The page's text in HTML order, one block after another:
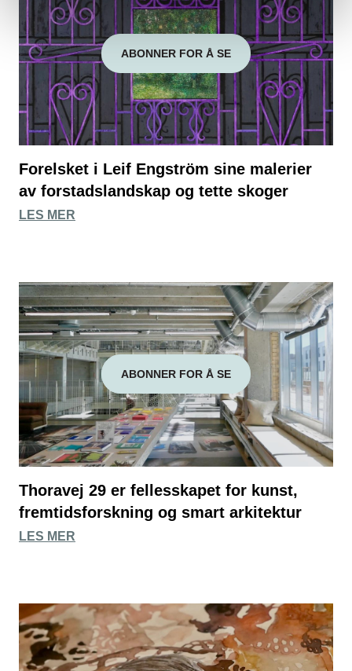
ABONNER FOR Å SE
Forelsket i Leif Engström sine malerier
av forstadslandskap og tette skoger
LES MER
ABONNER FOR Å SE
Thoravej 29 er fellesskapet for kunst,
fremtidsforskning og smart arkitektur
LES MER